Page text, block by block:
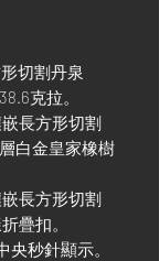
切割丹泉
克拉。
長方形切割
白金皇家橡樹
長方形切割
疊扣。
央秒針顯示。